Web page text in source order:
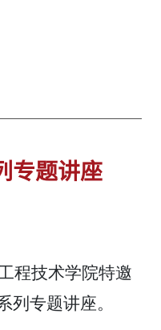
专题讲座
程技术学院特邀
专题讲座。